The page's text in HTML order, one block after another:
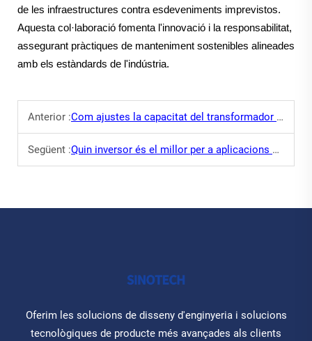
de les infraestructures contra esdeveniments imprevistos.
Aquesta col·laboració fomenta l'innovació i la responsabilitat,
assegurant pràctiques de manteniment sostenibles alineades
amb els estàndards de l'indústria.
Anterior :Com ajustes la capacitat del transformador als requisits elèctrics?
Següent :Quin inversor és el millor per a aplicacions d'energia renovable?
Oferim les solucions de disseny d'enginyeria i solucions
tecnològiques de producte més avançades als clients